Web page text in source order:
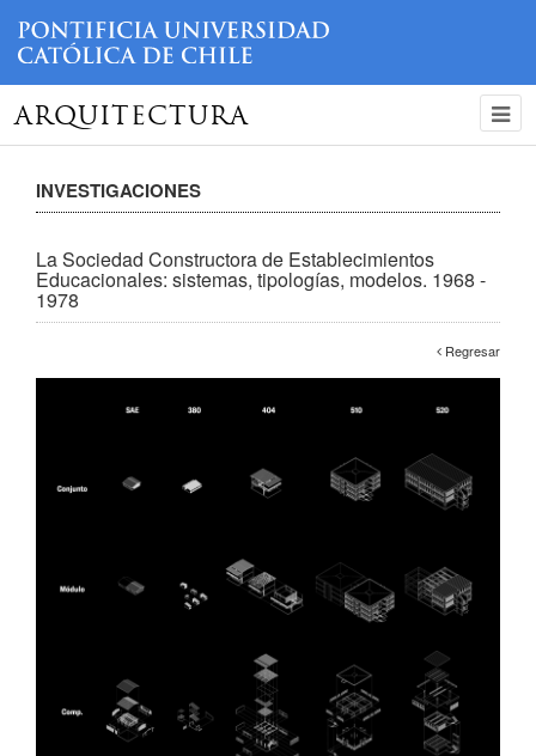
ARQUITECTURA
INVESTIGACIONES
La Sociedad Constructora de Establecimientos
Educacionales: sistemas, tipologías, modelos. 1968 -
1978
Regresar